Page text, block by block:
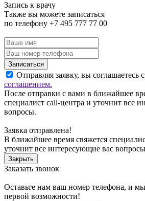
Запись к врачу
Также вы можете записаться
по телефону +7 495 777 77 00
Записаться
Отправляя заявку, вы соглашаетесь с
соглашением.
После отправки с вами в ближайшее
специалист call-центра и уточнит все
вопросы.
Заявка отправлена!
В ближайшее время свяжется
уточнит все интересующие вас
Закрыть
Заказать звонок
Оставьте нам ваш номер телефона, и
первой возможности!